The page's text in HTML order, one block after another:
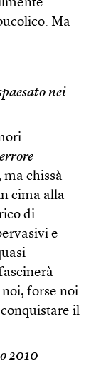
Ma
nei
ma chissà
cima alla
di
e
forse noi
il
2010